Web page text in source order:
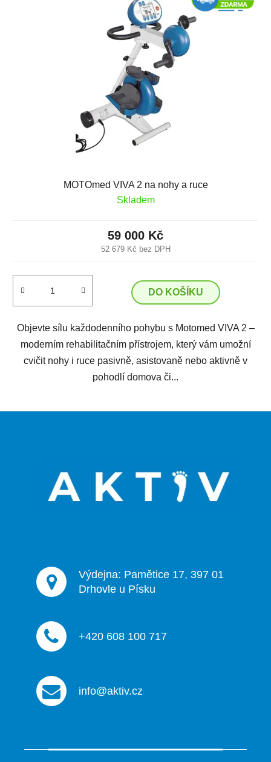
MOTOmed VIVA 2 na nohy a ruce
Skladem
52 679 Kč bez DPH
59 000 Kč
DO KOŠÍKU
Objevte sílu každodenního pohybu s Motomed VIVA 2 –
moderním rehabilitačním přístrojem, který vám umožní
cvičit nohy i ruce pasivně, asistovaně nebo aktivně v
pohodlí domova či...
Výdejna: Pamětice 17, 397 01
Drhovle u Písku
+420 608 100 717
info@aktiv.cz